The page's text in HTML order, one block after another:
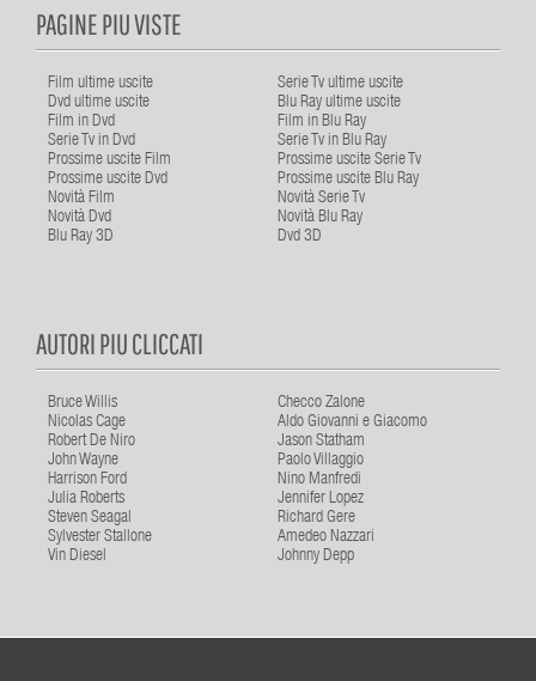
PAGINE PIU VISTE
Film ultime uscite
Serie Tv ultime uscite
Dvd ultime uscite
Blu Ray ultime uscite
Film in Dvd
Film in Blu Ray
Serie Tv in Dvd
Serie Tv in Blu Ray
Prossime uscite Film
Prossime uscite Serie Tv
Prossime uscite Dvd
Prossime uscite Blu Ray
Novità Film
Novità Serie Tv
Novità Dvd
Novità Blu Ray
Blu Ray 3D
Dvd 3D
AUTORI PIU CLICCATI
Bruce Willis
Checco Zalone
Nicolas Cage
Aldo Giovanni e Giacomo
Robert De Niro
Jason Statham
John Wayne
Paolo Villaggio
Harrison Ford
Nino Manfredi
Julia Roberts
Jennifer Lopez
Steven Seagal
Richard Gere
Sylvester Stallone
Amedeo Nazzari
Vin Diesel
Johnny Depp